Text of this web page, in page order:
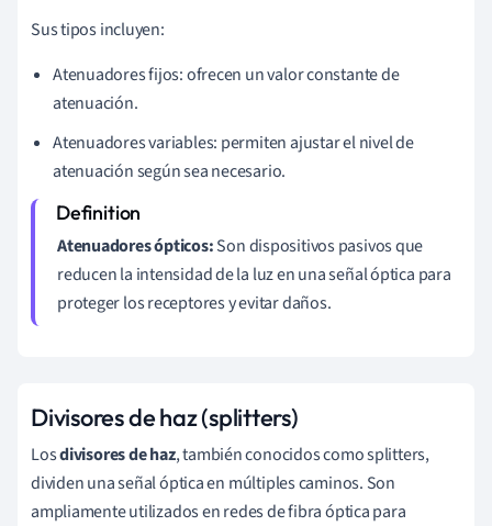
Sus tipos incluyen:
Atenuadores fijos: ofrecen un valor constante de
atenuación.
Atenuadores variables: permiten ajustar el nivel de
atenuación según sea necesario.
Atenuadores ópticos:Son dispositivos pasivos que
reducen la intensidad de la luz en una señal óptica para
proteger los receptores y evitar daños.
Divisores de haz (splitters)
Losdivisores de haz, también conocidos como splitters,
dividen una señal óptica en múltiples caminos. Son
ampliamente utilizados en redes de fibra óptica para